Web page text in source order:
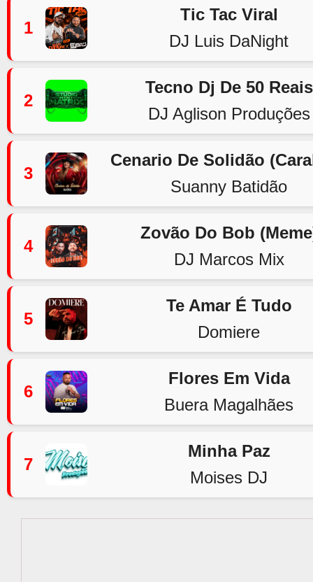
1
Tic Tac Viral
DJ Luis DaNight
2
Tecno Dj De 50 Reais
DJ Aglison Produções
3
Cenario De Solidão
Suanny Batidão
4
Zovão Do Bob
DJ Marcos Mix
5
Te Amar É Tudo
Domiere
6
Flores Em Vida
Buera Magalhães
7
Minha Paz
Moises DJ